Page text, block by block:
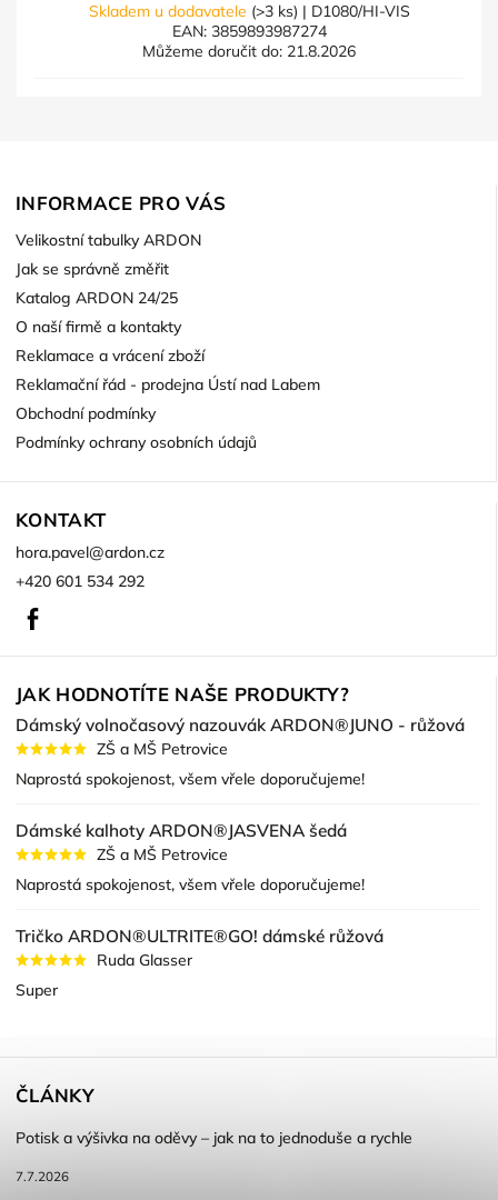
Skladem u dodavatele (>3 ks) | D1080/HI-VIS
EAN: 3859893987274
Můžeme doručit do: 21.8.2026
INFORMACE PRO VÁS
Velikostní tabulky ARDON
Jak se správně změřit
Katalog ARDON 24/25
O naší firmě a kontakty
Reklamace a vrácení zboží
Reklamační řád - prodejna Ústí nad Labem
Obchodní podmínky
Podmínky ochrany osobních údajů
KONTAKT
hora.pavel@ardon.cz
+420 601 534 292
JAK HODNOTÍTE NAŠE PRODUKTY?
Dámský volnočasový nazouvák ARDON®JUNO - růžová
ZŠ a MŠ Petrovice
Naprostá spokojenost, všem vřele doporučujeme!
Dámské kalhoty ARDON®JASVENA šedá
ZŠ a MŠ Petrovice
Naprostá spokojenost, všem vřele doporučujeme!
Tričko ARDON®ULTRITE®GO! dámské růžová
Ruda Glasser
Super
ČLÁNKY
Potisk a výšivka na oděvy – jak na to jednoduše a rychle
7.7.2026